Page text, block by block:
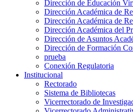
Dirección de Educación
Dirección Académica de
Dirección Académica de
Dirección Académica del
Dirección de Asuntos
Dirección de Formación
prueba
Conexión Regulatoria
Institucional
Rectorado
Sistema de Bibliotecas
Vicerrectorado de